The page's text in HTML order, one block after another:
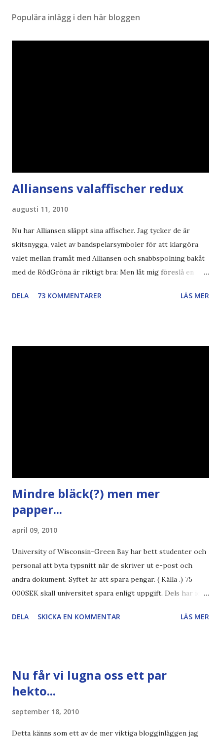
Populära inlägg i den här bloggen
Alliansens valaffischer redux
augusti 11, 2010
Nu har Alliansen släppt sina affischer. Jag tycker de är
skitsnygga, valet av bandspelarsymboler för att klargöra
valet mellan framåt med Alliansen och snabbspolning bakåt
med de RödGröna är riktigt bra: Men låt mig föreslå en
Piratpartiet FRA-lagen Kultur Upphovsrätten //Zac,
DELA 73 KOMMENTARER LÄS MER
Mindre bläck(?) men mer
papper...
april 09, 2010
University of Wisconsin-Green Bay har bett studenter och
personal att byta typsnitt när de skriver ut e-post och
andra dokument. Syftet är att spara pengar. ( Källa .) 75
000SEK skall universitet spara enligt uppgift. Dels har iofs
"bläck". Dels så undrar jag om de 30% besparingar -
min bloggläsarundersökning Läs även andra bloggares
åsikter om Century Gothic , besparingar , Ecofont ,
DN , Ex
DELA SKICKA EN KOMMENTAR LÄS MER
Nu får vi lugna oss ett par
hekto...
september 18, 2010
Detta känns som ett av de mer viktiga blogginläggen jag